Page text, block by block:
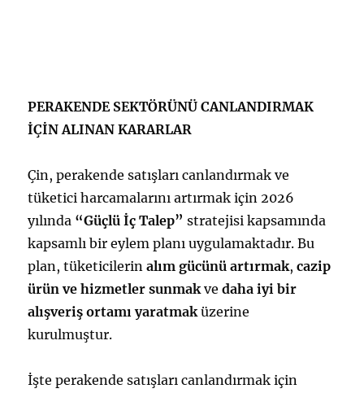
PERAKENDE SEKTÖRÜNÜ CANLANDIRMAK
İÇİN ALINAN KARARLAR
Çin, perakende satışları canlandırmak ve
tüketici harcamalarını artırmak için 2026
yılında “Güçlü İç Talep” stratejisi kapsamında
kapsamlı bir eylem planı uygulamaktadır. Bu
plan, tüketicilerinalım gücünü artırmak,cazip
ürün ve hizmetler sunmak vedaha iyi bir
alışveriş ortamı yaratmak üzerine
kurulmuştur.
İşte perakende satışları canlandırmak için